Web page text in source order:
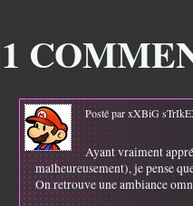
1
Posté par xXBiG
Ayant vraiment
malheureusement), je pense
On retrouve une ambiance